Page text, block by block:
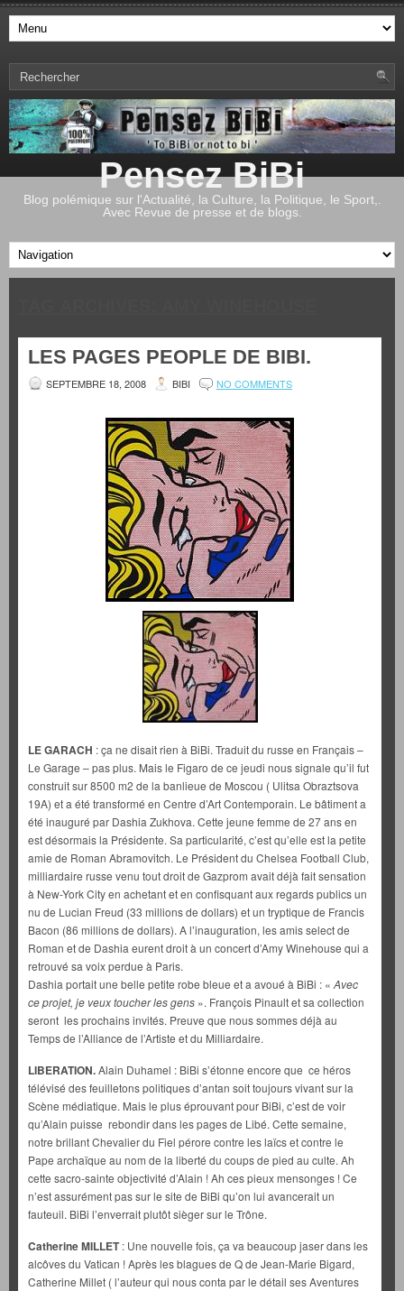
Pensez BiBi
Blog polémique sur l'Actualité, la Culture, la Politique, le Sport,.
Avec Revue de presse et de blogs.
LES PAGES PEOPLE DE BIBI.
SEPTEMBRE 18, 2008 BIBI NO COMMENTS
LE GARACH : ça ne disait rien à BiBi. Traduit du russe en Français –
Le Garage – pas plus. Mais le Figaro de ce jeudi nous signale qu’il fut
construit sur 8500 m2 de la banlieue de Moscou ( Ulitsa Obraztsova
19A) et a été transformé en Centre d’Art Contemporain. Le bâtiment a
été inauguré par Dashia Zukhova. Cette jeune femme de 27 ans en
est désormais la Présidente. Sa particularité, c’est qu’elle est la petite
amie de Roman Abramovitch. Le Président du Chelsea Football Club,
milliardaire russe venu tout droit de Gazprom avait déjà fait sensation
à New-York City en achetant et en confisquant aux regards publics un
nu de Lucian Freud (33 millions de dollars) et un tryptique de Francis
Bacon (86 millions de dollars). A l’inauguration, les amis select de
Roman et de Dashia eurent droit à un concert d’Amy Winehouse qui a
retrouvé sa voix perdue à Paris.
Dashia portait une belle petite robe bleue et a avoué à BiBi : « Avec
ce projet, je veux toucher les gens ». François Pinault et sa collection
seront les prochains invités. Preuve que nous sommes déjà au
Temps de l’Alliance de l’Artiste et du Milliardaire.
LIBERATION.Alain Duhamel : BiBi s’étonne encore que ce héros
télévisé des feuilletons politiques d’antan soit toujours vivant sur la
Scène médiatique. Mais le plus éprouvant pour BiBi, c’est de voir
qu’Alain puisse rebondir dans les pages de Libé. Cette semaine,
notre brillant Chevalier du Fiel pérore contre les laïcs et contre le
Pape archaïque au nom de la liberté du coups de pied au culte. Ah
cette sacro-sainte objectivité d’Alain ! Ah ces pieux mensonges ! Ce
n’est assurément pas sur le site de BiBi qu’on lui avancerait un
fauteuil. BiBi l’enverrait plutôt sièger sur le Trône.
Catherine MILLET: Une nouvelle fois, ça va beaucoup jaser dans les
alcôves du Vatican ! Après les blagues de Q de Jean-Marie Bigard,
Catherine Millet ( l’auteur qui nous conta par le détail ses Aventures